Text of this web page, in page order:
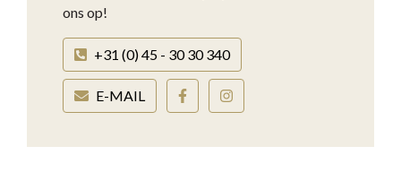
ons op!
+31 (0) 45 - 30 30 340
E-MAIL